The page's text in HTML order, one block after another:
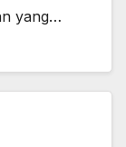
yang…